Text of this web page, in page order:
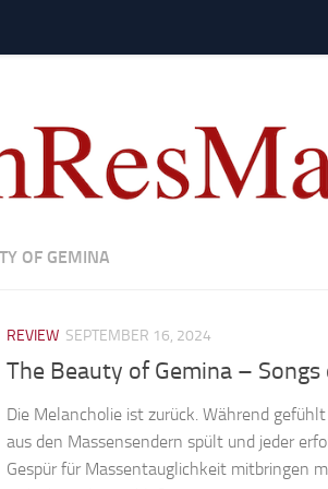
OF GEMINA
REVIEW SEPTEMBER 16, 2024
The Beauty of Gemina –
Die Melancholie ist zurück. Während
aus den Massensendern spült und jeder
Gespür für Massentauglichkeit mitbringen